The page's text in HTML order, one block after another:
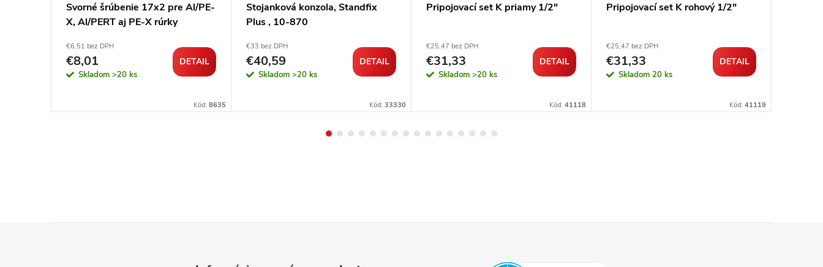
Svorné šrúbenie 17x2 pre Al/PE-
X, Al/PERT aj PE-X rúrky
€6,51 bez DPH
€8,01
Skladom >20 ks
DETAIL
Kód: 8635
Stojanková konzola, Standfix
Plus , 10-870
€33 bez DPH
€40,59
Skladom >20 ks
DETAIL
Kód: 33330
Pripojovací set K priamy 1/2"
€25,47 bez DPH
€31,33
Skladom >20 ks
DETAIL
Kód: 41118
Pripojovací set K rohový 1/2"
€25,47 bez DPH
€31,33
Skladom 20 ks
DETAIL
Kód: 41119